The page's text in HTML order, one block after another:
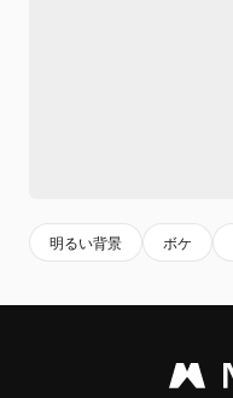
明るい背景 ボケ